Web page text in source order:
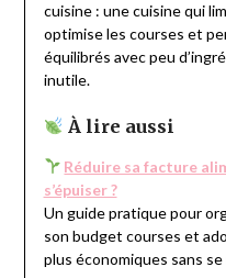
cuisine : une cuisine qui
optimise les courses et
équilibrés avec peu
inutile.
À lire aussi
Réduire sa facture
s’épuiser ?
Un guide pratique pour
son budget courses et
plus économiques sans